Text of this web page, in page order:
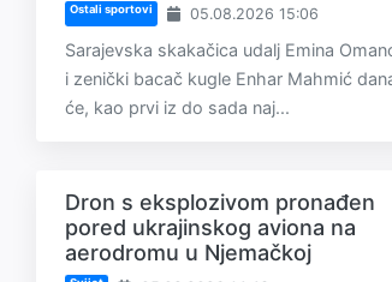
Ostali sportovi 05.08.2026 15:06
Sarajevska skakačica udalj Emina
i zenički bacač kugle Enhar Mahmić
će, kao prvi iz do sada naj...
Dron s eksplozivom pronađen
pored ukrajinskog aviona na
aerodromu u Njemačkoj